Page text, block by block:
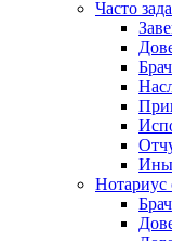
Часто
Нотариус